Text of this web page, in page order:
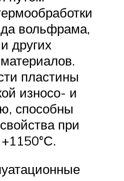
вольфрама,
других
пластины
износо- и
способны
при